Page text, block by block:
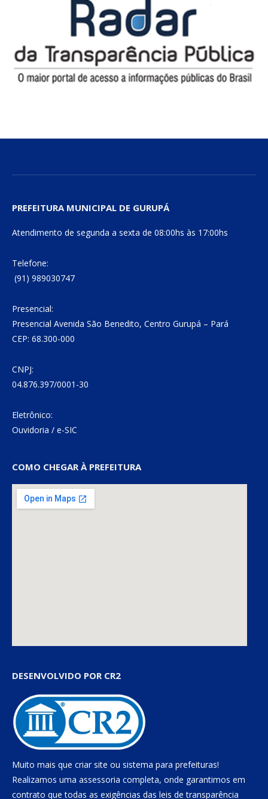
PREFEITURA MUNICIPAL DE GURUPÁ
Atendimento de segunda a sexta de 08:00hs às 17:00hs
Telefone:
(91) 989030747
Presencial:
Presencial Avenida São Benedito, Centro Gurupá – Pará
CEP: 68.300-000
CNPJ:
04.876.397/0001-30
Eletrônico:
Ouvidoria / e-SIC
COMO CHEGAR À PREFEITURA
DESENVOLVIDO POR CR2
Muito mais que criar site ou sistema para prefeituras!
Realizamos uma assessoria completa, onde garantimos em
contrato que todas as exigências das leis de transparência